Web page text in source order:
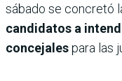
sábado se concretó
candidatos a
concejalespara las